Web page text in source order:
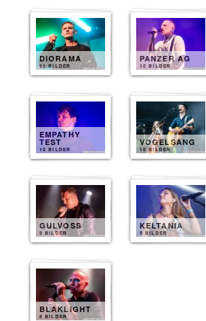
DIORAMA
11 BILDER
PANZER AG
10 BILDER
EMPATHY
TEST
10 BILDER
VOGELSANG
10 BILDER
GULVOSS
9 BILDER
KELTANIA
9 BILDER
BLAKLIGHT
8 BILDER